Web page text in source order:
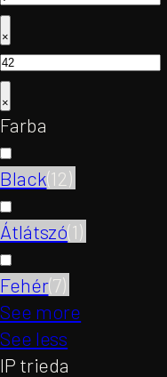
×
×
Farba
Black(12)
Átlátszó(1)
Fehér(7)
See more
See less
IP trieda